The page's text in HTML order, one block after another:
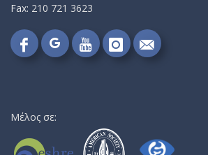
Fax: 210 721 3623
FollowFollowFollowFollowSend
Μέλος σε: